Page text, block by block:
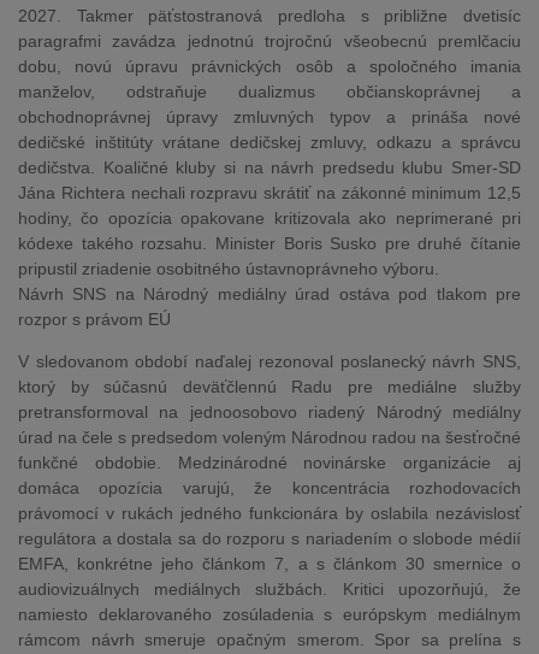
2027. Takmer päťstostranová predloha s približne dvetisíc
paragrafmi zavádza jednotnú trojročnú všeobecnú premlčaciu
dobu, novú úpravu právnických osôb a spoločného imania
manželov, odstraňuje dualizmus občianskoprávnej a
obchodnoprávnej úpravy zmluvných typov a prináša nové
dedičské inštitúty vrátane dedičskej zmluvy, odkazu a správcu
dedičstva. Koaličné kluby si na návrh predsedu klubu Smer-SD
Jána Richtera nechali rozpravu skrátiť na zákonné minimum 12,5
hodiny, čo opozícia opakovane kritizovala ako neprimerané pri
kódexe takého rozsahu. Minister Boris Susko pre druhé čítanie
pripustil zriadenie osobitného ústavnoprávneho výboru.
Návrh SNS na Národný mediálny úrad ostáva pod tlakom pre
rozpor s právom EÚ
V sledovanom období naďalej rezonoval poslanecký návrh SNS,
ktorý by súčasnú deväťčlennú Radu pre mediálne služby
pretransformoval na jednoosobovo riadený Národný mediálny
úrad na čele s predsedom voleným Národnou radou na šesťročné
funkčné obdobie. Medzinárodné novinárske organizácie aj
domáca opozícia varujú, že koncentrácia rozhodovacích
právomocí v rukách jedného funkcionára by oslabila nezávislosť
regulátora a dostala sa do rozporu s nariadením o slobode médií
EMFA, konkrétne jeho článkom 7, a s článkom 30 smernice o
audiovizuálnych mediálnych službách. Kritici upozorňujú, že
namiesto deklarovaného zosúladenia s európskym mediálnym
rámcom návrh smeruje opačným smerom. Spor sa prelína s